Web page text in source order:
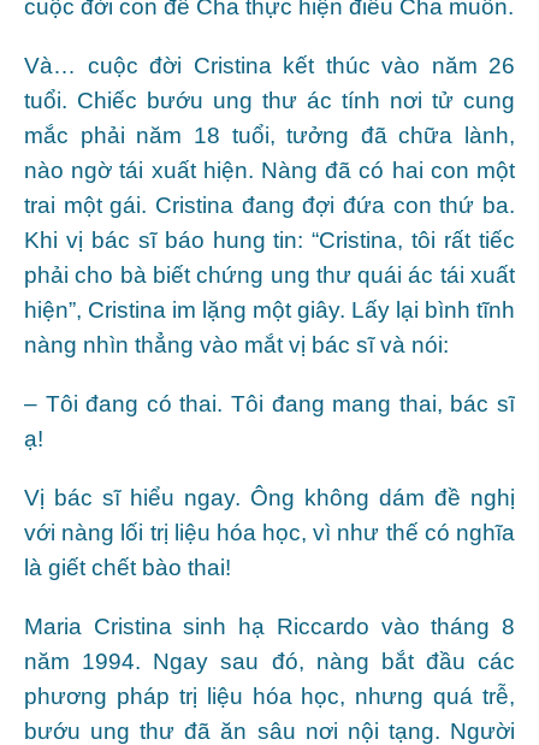
cuộc đời con để Cha thực hiện điều Cha muốn.
Và… cuộc đời Cristina kết thúc vào năm 26
tuổi. Chiếc bướu ung thư ác tính nơi tử cung
mắc phải năm 18 tuổi, tưởng đã chữa lành,
nào ngờ tái xuất hiện. Nàng đã có hai con một
trai một gái. Cristina đang đợi đứa con thứ ba.
Khi vị bác sĩ báo hung tin: “Cristina, tôi rất tiếc
phải cho bà biết chứng ung thư quái ác tái xuất
hiện”, Cristina im lặng một giây. Lấy lại bình tĩnh
nàng nhìn thẳng vào mắt vị bác sĩ và nói:
– Tôi đang có thai. Tôi đang mang thai, bác sĩ
ạ!
Vị bác sĩ hiểu ngay. Ông không dám đề nghị
với nàng lối trị liệu hóa học, vì như thế có nghĩa
là giết chết bào thai!
Maria Cristina sinh hạ Riccardo vào tháng 8
năm 1994. Ngay sau đó, nàng bắt đầu các
phương pháp trị liệu hóa học, nhưng quá trễ,
bướu ung thư đã ăn sâu nơi nội tạng. Người